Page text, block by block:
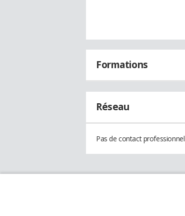
Formations
Réseau
Pas de contact professionnel